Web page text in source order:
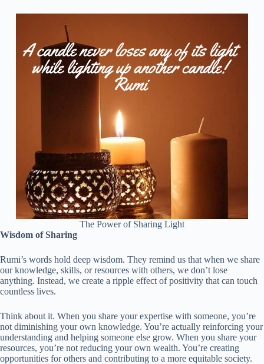
The Power of Sharing Light
Wisdom of Sharing
Rumi’s words hold deep wisdom. They remind us that when we share
our knowledge, skills, or resources with others, we don’t lose
anything. Instead, we create a ripple effect of positivity that can touch
countless lives.
Think about it. When you share your expertise with someone, you’re
not diminishing your own knowledge. You’re actually reinforcing your
understanding and helping someone else grow. When you share your
resources, you’re not reducing your own wealth. You’re creating
opportunities for others and contributing to a more equitable society.